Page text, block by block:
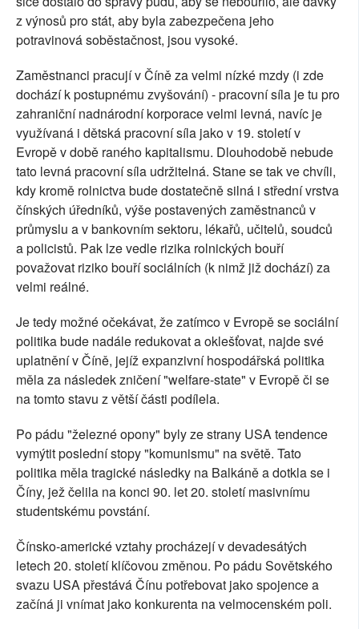
z výnosů pro stát, aby byla zabezpečena jeho
potravinová soběstačnost, jsou vysoké.
Zaměstnanci pracují v Číně za velmi nízké mzdy (i zde
dochází k postupnému zvyšování) - pracovní síla je tu pro
zahraniční nadnárodní korporace velmi levná, navíc je
využívaná i dětská pracovní síla jako v 19. století v
Evropě v době raného kapitalismu. Dlouhodobě nebude
tato levná pracovní síla udržitelná. Stane se tak ve chvíli,
kdy kromě rolnictva bude dostatečně silná i střední vrstva
čínských úředníků, výše postavených zaměstnanců v
průmyslu a v bankovním sektoru, lékařů, učitelů, soudců
a policistů. Pak lze vedle rizika rolnických bouří
považovat riziko bouří sociálních (k nimž již dochází) za
velmi reálné.
Je tedy možné očekávat, že zatímco v Evropě se sociální
politika bude nadále redukovat a oklešťovat, najde své
uplatnění v Číně, jejíž expanzivní hospodářská politika
měla za následek zničení "welfare-state" v Evropě či se
na tomto stavu z větší části podílela.
Po pádu "železné opony" byly ze strany USA tendence
vymýtit poslední stopy "komunismu" na světě. Tato
politika měla tragické následky na Balkáně a dotkla se i
Číny, jež čelila na konci 90. let 20. století masivnímu
studentskému povstání.
Čínsko-americké vztahy procházejí v devadesátých
letech 20. století klíčovou změnou. Po pádu Sovětského
svazu USA přestává Čínu potřebovat jako spojence a
začíná ji vnímat jako konkurenta na velmocenském poli.